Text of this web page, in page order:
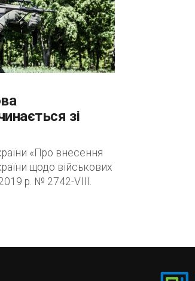
зі
«Про внесення
щодо військових
р. № 2742-VIII.